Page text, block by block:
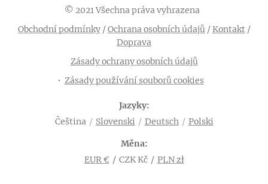
© 2021 Všechna práva vyhrazena
Obchodní podmínky/Ochrana osobních údajů /Kontakt/
Doprava
Zásady ochrany osobních údajů
Zásady používání souborů cookies
Jazyky
Čeština
Slovenski Deutsch Polski
Měna
EUR €
CZK Kč PLN zł